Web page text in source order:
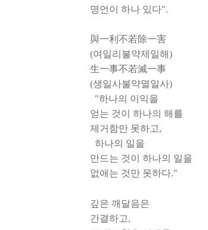
명언이 하나 있다".
與一利不若除一害
(여일리불약제일해)
生一事不若滅一事
(생일사불약멸일사)
"하나의 이익을
얻는 것이 하나의 해를
제거함만 못하고,
하나의 일을
만드는 것이 하나의 일을
없애는 것만 못하다."
깊은 깨달음은
간결하고,